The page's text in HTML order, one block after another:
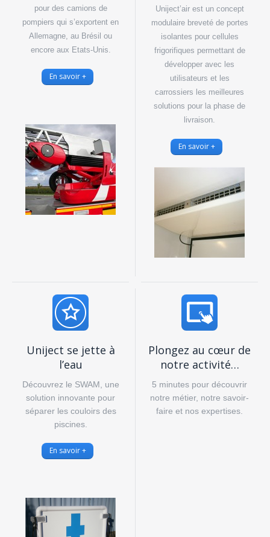
pour des camions de
pompiers qui s’exportent en
Allemagne, au Brésil ou
encore aux Etats-Unis.
En savoir +
Uniject’air est un concept
modulaire breveté de portes
isolantes pour cellules
frigorifiques permettant de
développer avec les
utilisateurs et les
carrossiers les meilleures
solutions pour la phase de
livraison.
En savoir +
Uniject se jette à
l’eau
Découvrez le SWAM, une
solution innovante pour
séparer les couloirs des
piscines.
En savoir +
Plongez au cœur de
notre activité…
5 minutes pour découvrir
notre métier, notre savoir-
faire et nos expertises.